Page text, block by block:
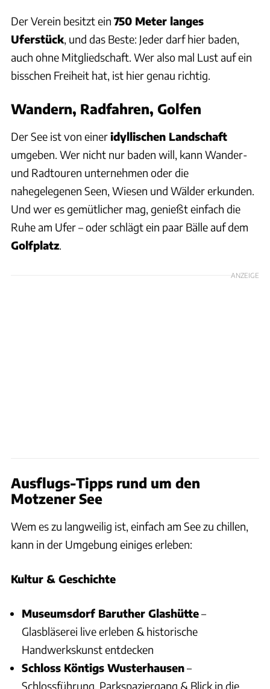
Der Verein besitzt ein 750 Meter langes
Uferstück, und das Beste: Jeder darf hier baden,
auch ohne Mitgliedschaft. Wer also mal Lust auf ein
bisschen Freiheit hat, ist hier genau richtig.
Wandern, Radfahren, Golfen
Der See ist von eineridyllischen Landschaft
umgeben. Wer nicht nur baden will, kann Wander-
und Radtouren unternehmen oder die
nahegelegenen Seen, Wiesen und Wälder erkunden.
Und wer es gemütlicher mag, genießt einfach die
Ruhe am Ufer – oder schlägt ein paar Bälle auf dem
Golfplatz.
ANZEIGE
Ausflugs-Tipps rund um den
Motzener See
Wem es zu langweilig ist, einfach am See zu chillen,
kann in der Umgebung einiges erleben:
Kultur & Geschichte
Museumsdorf Baruther Glashütte–
Glasbläserei live erleben & historische
Handwerkskunst entdecken
Schloss Köntigs Wusterhausen–
Schlossführung, Parkspaziergang & Blick in die